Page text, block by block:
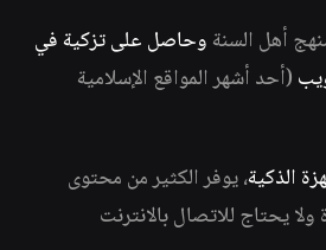
أهل السنة وحاصل على تزكية في
(أحد أشهر المواقع الإسلامية
الذكية، يوفر الكثير من محتوى
يحتاج للاتصال بالانترنت